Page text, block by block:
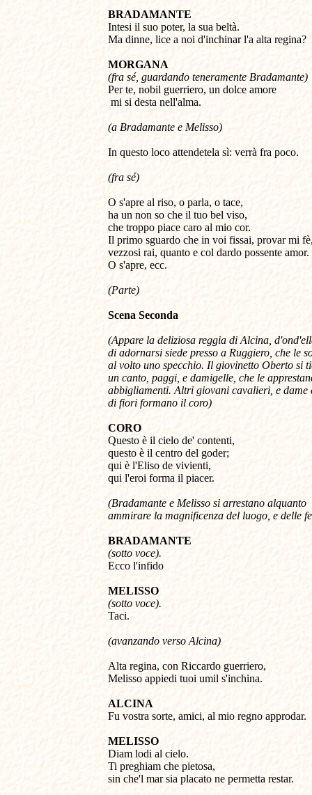
BRADAMANTE
Intesi il suo poter, la sua beltà.
Ma dinne, lice a noi d'inchinar l'a alta regina?
MORGANA
(fra sé, guardando teneramente Bradamante)
Per te, nobil guerriero, un dolce amore
mi si desta nell'alma.
(a Bradamante e Melisso)
In questo loco attendetela sì: verrà fra poco.
(fra sé)
O s'apre al riso, o parla, o tace,
ha un non so che il tuo bel viso,
che troppo piace caro al mio cor.
Il primo sguardo che in voi fissai, provar mi
vezzosi rai, quanto e col dardo possente amor.
(Parte)
Scena Seconda
(Appare la deliziosa reggia di Alcina,
di adornarsi siede presso a Ruggiero, che le
al volto uno specchio. Il giovinetto Oberto si
un canto, paggi, e damigelle, che le
abbigliamenti. Altri giovani cavalieri, e
di fiori formano il coro)
CORO
Questo è il cielo de' contenti,
questo è il centro del goder;
qui è l'Eliso de vivienti,
qui l'eroi forma il piacer.
(Bradamante e Melisso si arrestano alquanto
ammirare la magnificenza del luogo, e delle
BRADAMANTE
(sotto voce).
Ecco l'infido
MELISSO
(sotto voce).
Taci.
(avanzando verso Alcina)
Alta regina, con Riccardo guerriero,
Melisso appiedi tuoi umil s'inchina.
ALCINA
Fu vostra sorte, amici, al mio regno approdar.
MELISSO
Diam lodi al cielo.
Ti preghiam che pietosa,
sin che'l mar sia placato ne permetta restar.